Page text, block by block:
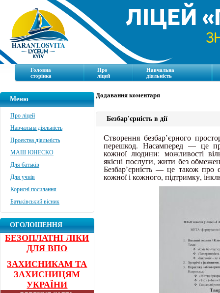
Головна
сторінка
Про
ліцей
Навчальна
діяльність
Меню
Про ліцей
Навчальна діяльність
Проектна діяльність
МАШ ЮНЕСКО
Для батьків
Для учнів
Корисні посилання
Батьківський вісник
ОГОЛОШЕННЯ
БЕЗОПЛАТНІ ЛІКИ
ДЛЯ ВПО
ЗАХИСНИКАМ ТА
ЗАХИСНИЦЯМ
УКРАЇНИ
Додавання коментаря
Безбар'єрність в дії
Створення безбар’єрного
перешкод. Насамперед — це
кожної людини: можливості
якісні послуги, жити без
Безбар’єрність — це також про
кожної і кожного, підтримку,